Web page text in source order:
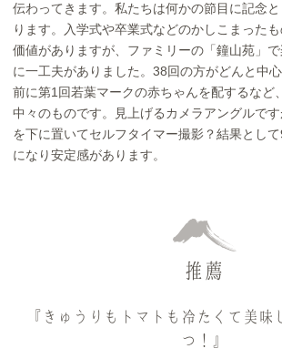
伝わってきます。私たちは何かの節目に記念
ります。入学式や卒業式などのかしこまった
価値がありますが、ファミリーの「鐘山苑」
に一工夫がありました。38回の方がどんと中
前に第1回若葉マークの赤ちゃんを配するなど
中々のものです。見上げるカメラアングルで
を下に置いてセルフタイマー撮影？結果とし
になり安定感があります。
推薦
『きゅうりもトマトも冷たくて美味
つ！』